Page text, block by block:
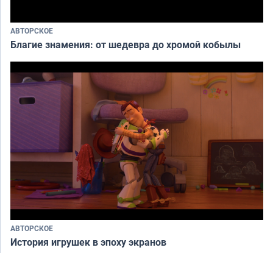
АВТОРСКОЕ
Благие знамения: от шедевра до хромой кобылы
АВТОРСКОЕ
История игрушек в эпоху экранов